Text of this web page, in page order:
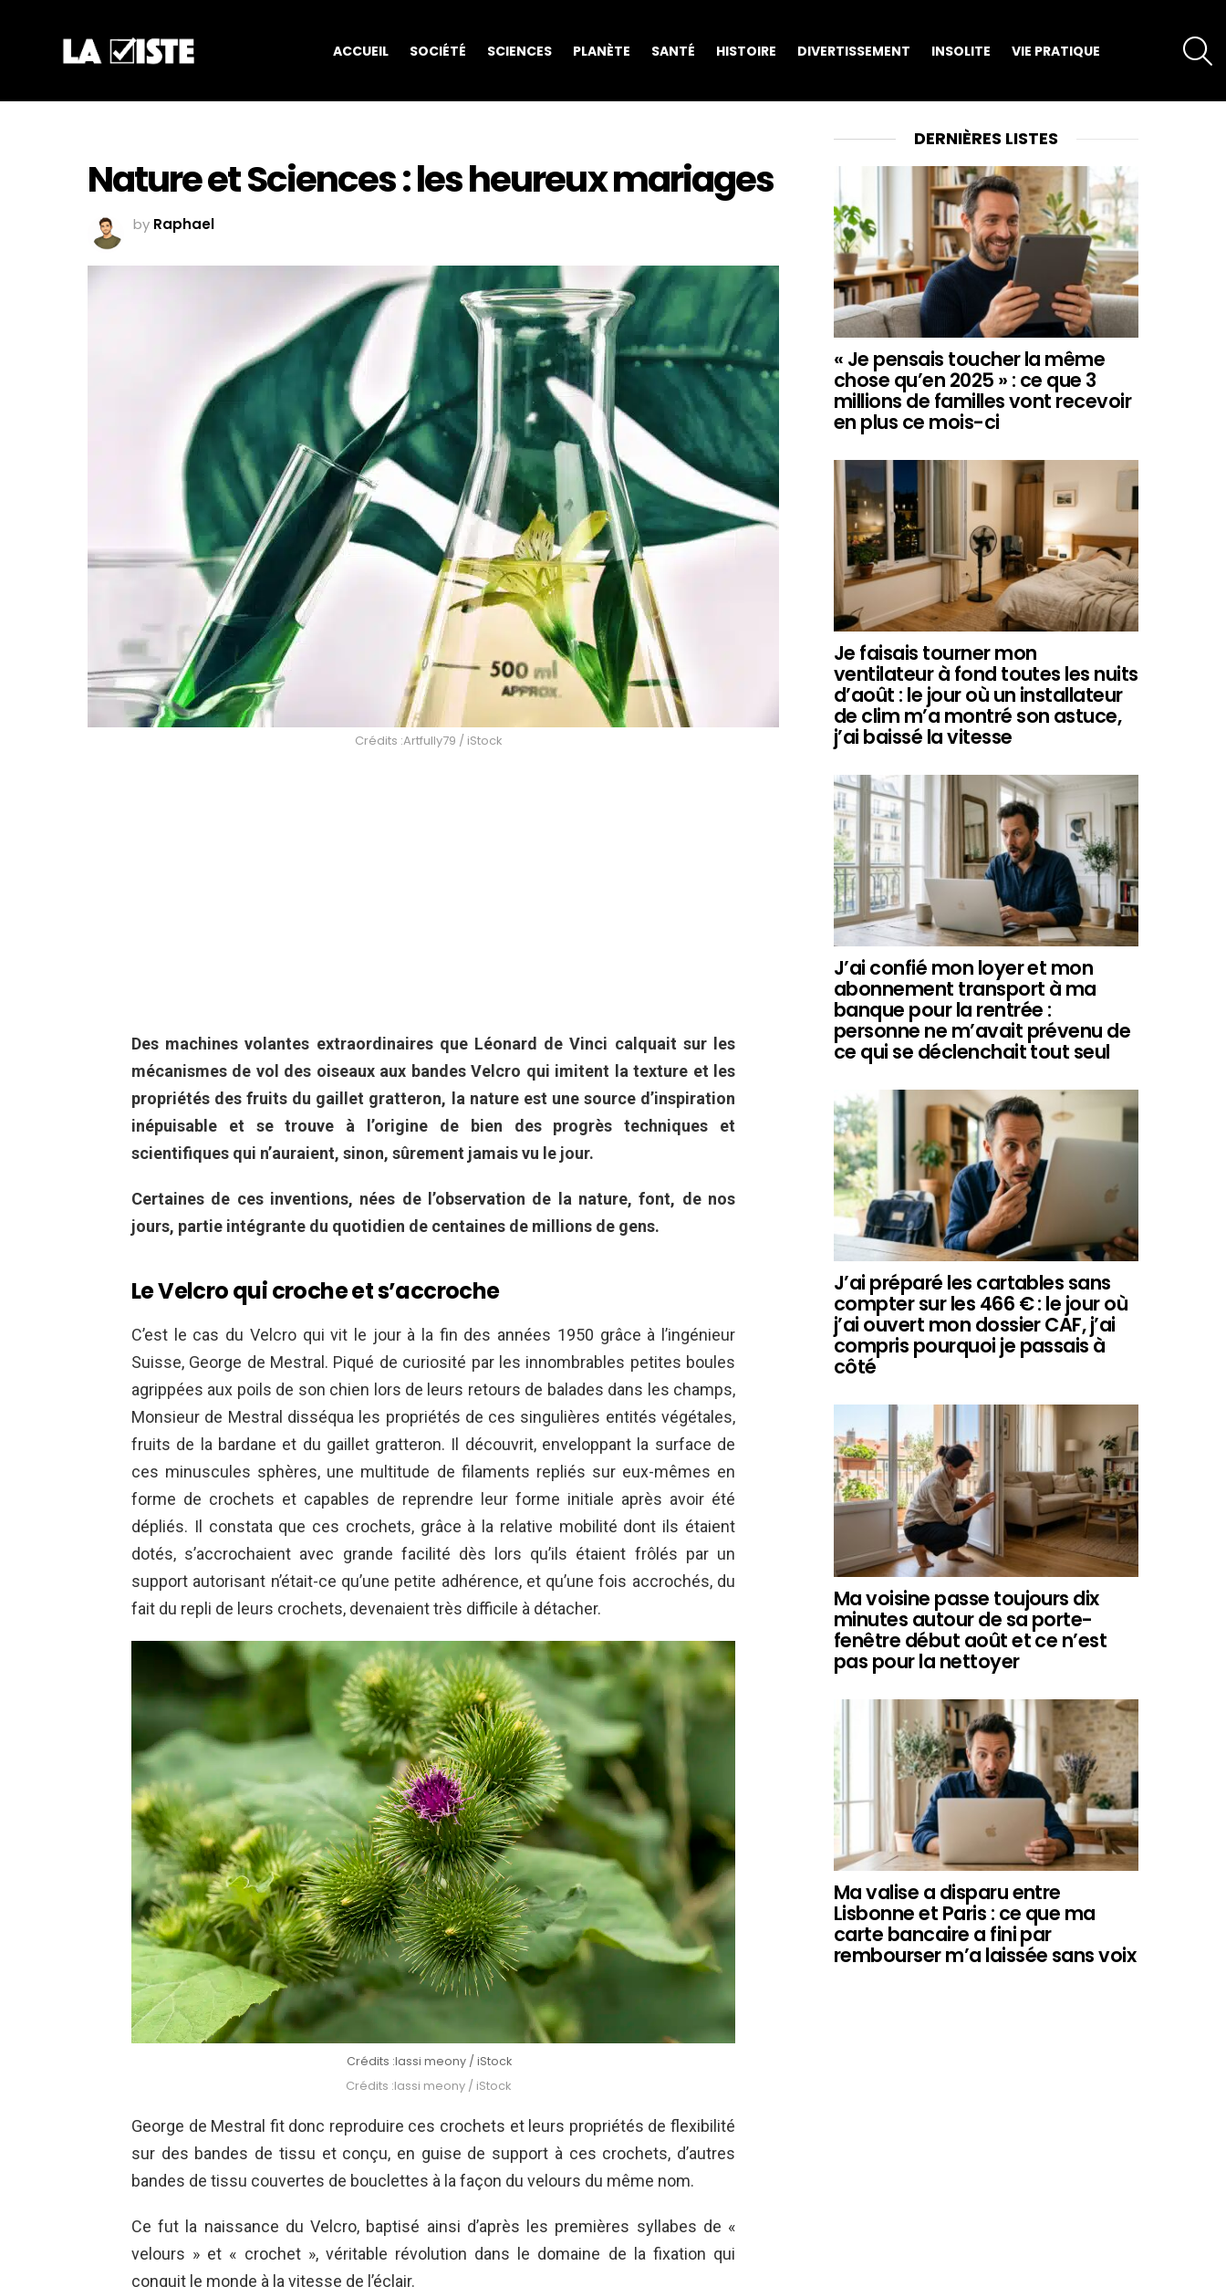
ACCUEIL SOCIÉTÉ SCIENCES PLANÈTE SANTÉ HISTOIRE DIVERTISSEMENT INSOLITE VIE PRATIQUE
Nature et Sciences : les heureux mariages
by Raphael
Crédits :Artfully79 / iStock
Des machines volantes extraordinaires que Léonard de Vinci calquait sur les
mécanismes de vol des oiseaux aux bandes Velcro qui imitent la texture et les
propriétés des fruits du gaillet gratteron, la nature est une source d’inspiration
inépuisable et se trouve à l’origine de bien des progrès techniques et
scientifiques qui n’auraient, sinon, sûrement jamais vu le jour.
Certaines de ces inventions, nées de l’observation de la nature, font, de nos
jours, partie intégrante du quotidien de centaines de millions de gens.
Le Velcro qui croche et s’accroche
C’est le cas du Velcro qui vit le jour à la fin des années 1950 grâce à l’ingénieur
Suisse, George de Mestral. Piqué de curiosité par les innombrables petites boules
agrippées aux poils de son chien lors de leurs retours de balades dans les champs,
Monsieur de Mestral disséqua les propriétés de ces singulières entités végétales,
fruits de la bardane et du gaillet gratteron. Il découvrit, enveloppant la surface de
ces minuscules sphères, une multitude de filaments repliés sur eux-mêmes en
forme de crochets et capables de reprendre leur forme initiale après avoir été
dépliés. Il constata que ces crochets, grâce à la relative mobilité dont ils étaient
dotés, s’accrochaient avec grande facilité dès lors qu’ils étaient frôlés par un
support autorisant n’était-ce qu’une petite adhérence, et qu’une fois accrochés, du
fait du repli de leurs crochets, devenaient très difficile à détacher.
Crédits :lassi meony / iStock
Crédits :lassi meony / iStock
George de Mestral fit donc reproduire ces crochets et leurs propriétés de flexibilité
sur des bandes de tissu et conçu, en guise de support à ces crochets, d’autres
bandes de tissu couvertes de bouclettes à la façon du velours du même nom.
Ce fut la naissance du Velcro, baptisé ainsi d’après les premières syllabes de «
velours » et « crochet », véritable révolution dans le domaine de la fixation qui
conquit le monde à la vitesse de l’éclair.
DERNIÈRES LISTES
« Je pensais toucher la même
chose qu’en 2025 » : ce que 3
millions de familles vont recevoir
en plus ce mois-ci
Je faisais tourner mon
ventilateur à fond toutes les nuits
d’août : le jour où un installateur
de clim m’a montré son astuce,
j’ai baissé la vitesse
J’ai confié mon loyer et mon
abonnement transport à ma
banque pour la rentrée :
personne ne m’avait prévenu de
ce qui se déclenchait tout seul
J’ai préparé les cartables sans
compter sur les 466 € : le jour où
j’ai ouvert mon dossier CAF, j’ai
compris pourquoi je passais à
côté
Ma voisine passe toujours dix
minutes autour de sa porte-
fenêtre début août et ce n’est
pas pour la nettoyer
Ma valise a disparu entre
Lisbonne et Paris : ce que ma
carte bancaire a fini par
rembourser m’a laissée sans voix